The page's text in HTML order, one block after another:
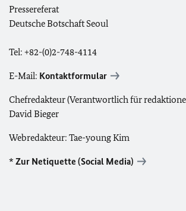
Pressereferat
Deutsche Botschaft Seoul
Tel: +82-(0)2-748-4114
E-Mail: Kontaktformular
Chefredakteur (Verantwortlich für
David Bieger
Webredakteur: Tae-young Kim
* Zur Netiquette (Social Media)